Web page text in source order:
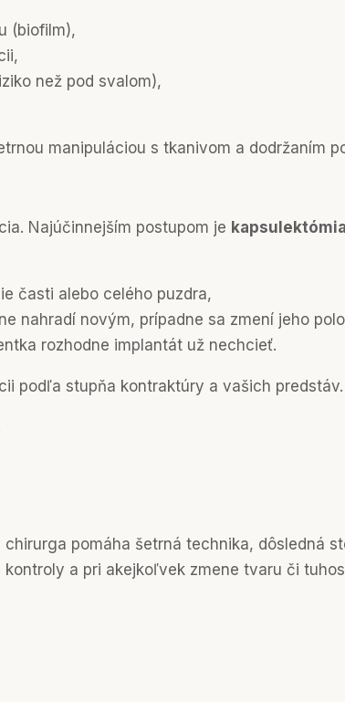
(biofilm),
než pod svalom),
manipuláciou s tkanivom a dodržaním
Najúčinnejším postupom je kapsulektómia
časti alebo celého puzdra,
nahradí novým, prípadne sa zmení jeho
rozhodne implantát už nechcieť.
podľa stupňa kontraktúry a vašich
pomáha šetrná technika, dôsledná
a pri akejkoľvek zmene tvaru či